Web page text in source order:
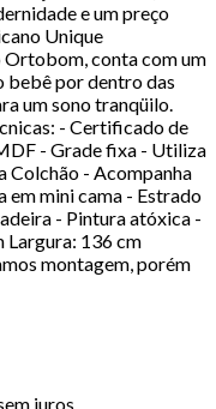
e um preço
Unique
conta com um
bebê por dentro das
um sono tranqüilo.
- Certificado de
- Grade fixa - Utiliza
Colchão - Acompanha
mini cama - Estrado
- Pintura atóxica -
Largura: 136 cm
montagem, porém
juros